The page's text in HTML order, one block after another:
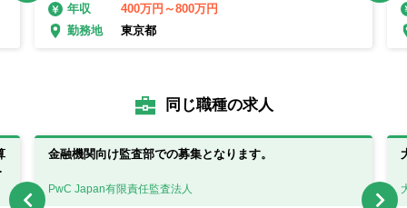
年収
400万円～800万円
勤務地
東京都
同じ職種の求人
金融機関向け監査部での募集となります。
PwC Japan有限責任監査法人